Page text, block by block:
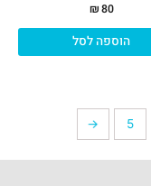
₪80
הוספה לסל
5
←